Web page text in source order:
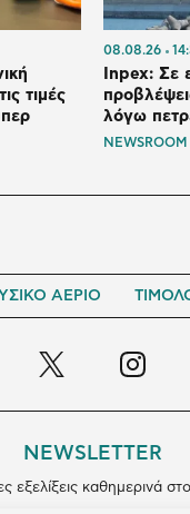
τιμές
08.08.26
Inpex: Σε
λόγω
NEWSROOM
ΑΕΡΙΟ
NEWSLETTER
εξελίξεις καθημερινά